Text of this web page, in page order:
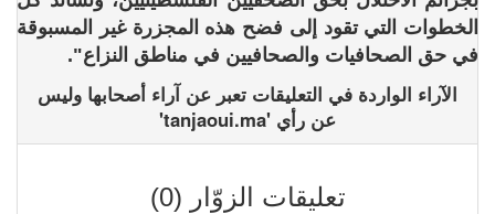
الخطوات التي تقود إلى فضح هذه المجزرة غير المسبوقة
في حق الصحافيات والصحافيين في مناطق النزاع".
الآراء الواردة في التعليقات تعبر عن آراء أصحابها وليس
عن رأي 'tanjaoui.ma'
تعليقات الزوّار (0)